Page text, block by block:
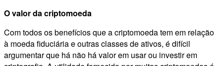
O valor da criptomoeda
Com todos os benefícios que a criptomoeda tem em relação
à moeda fiduciária e outras classes de ativos, é difícil
argumentar que há não há valor em usar ou investir em